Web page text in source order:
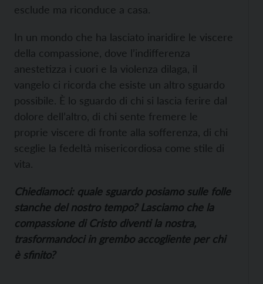
esclude ma riconduce a casa.
In un mondo che ha lasciato inaridire le viscere
della compassione, dove l’indifferenza
anestetizza i cuori e la violenza dilaga, il
vangelo ci ricorda che esiste un altro sguardo
possibile. È lo sguardo di chi si lascia ferire dal
dolore dell’altro, di chi sente fremere le
proprie viscere di fronte alla sofferenza, di chi
sceglie la fedeltà misericordiosa come stile di
vita.
Chiediamoci: quale sguardo posiamo sulle folle
stanche del nostro tempo? Lasciamo che la
compassione di Cristo diventi la nostra,
trasformandoci in grembo accogliente per chi
è sfinito?